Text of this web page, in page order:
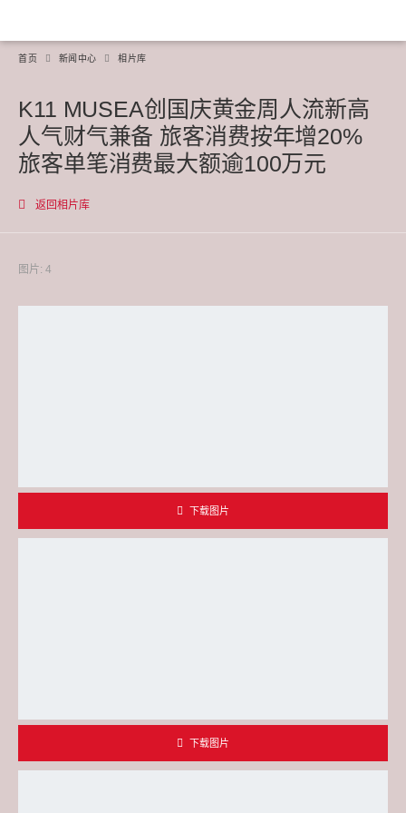
首页 新闻中心 相片库
K11 MUSEA创国庆黄金周人流新高
人气财气兼备 旅客消费按年增20%
旅客单笔消费最大额逾100万元
返回相片库
图片: 4
下载图片
下载图片